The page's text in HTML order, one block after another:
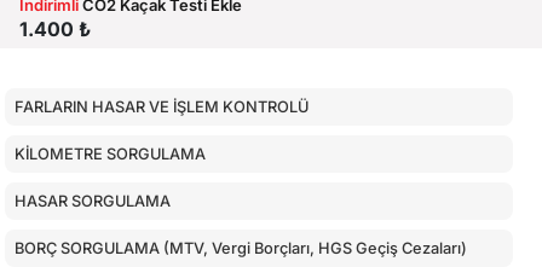
İndirimliCO2 Kaçak Testi Ekle
1.400 ₺
FARLARIN HASAR VE İŞLEM KONTROLÜ
KİLOMETRE SORGULAMA
HASAR SORGULAMA
BORÇ SORGULAMA (MTV, Vergi Borçları, HGS Geçiş Cezaları)